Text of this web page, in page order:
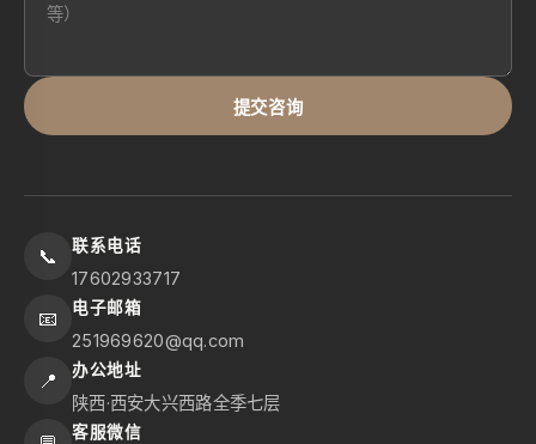
提交咨询
📞 联系电话
17602933717
📧 电子邮箱
251969620@qq.com
📍 办公地址
陕西·西安大兴西路全季七层
客服微信